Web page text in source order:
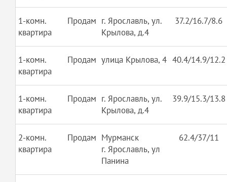
1-комн.
квартира
Продам г. Ярославль, ул.
Крылова, д.4
37.2/16.7/8.6
1-комн.
квартира
Продам улица Крылова, 4 40.4/14.9/12.2
1-комн.
квартира
Продам г. Ярославль, ул.
Крылова, д.4
39.9/15.3/13.8
2-комн.
квартира
Продам Мурманск
г. Ярославль, ул
Панина
62.4/37/11